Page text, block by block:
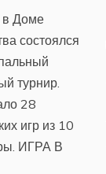
в Доме
состоялся
турнир.
28
игр из 10
ИГРА В